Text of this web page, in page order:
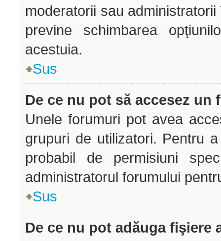
moderatorii sau
previne schimbarea
acestuia.
Sus
De ce nu pot să accesez un
Unele forumuri pot avea
grupuri de utilizatori. Pentru
probabil de permisiuni
administratorul forumului
Sus
De ce nu pot adăuga fişiere